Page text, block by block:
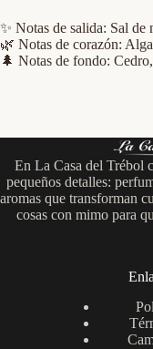
✨ Notas de salida: Sal de
🌿 Notas de corazón:
🌲 Notas de fondo:
En La Casa del Trébol
pequeños detalles:
aromas que transforman
cosas con mimo para